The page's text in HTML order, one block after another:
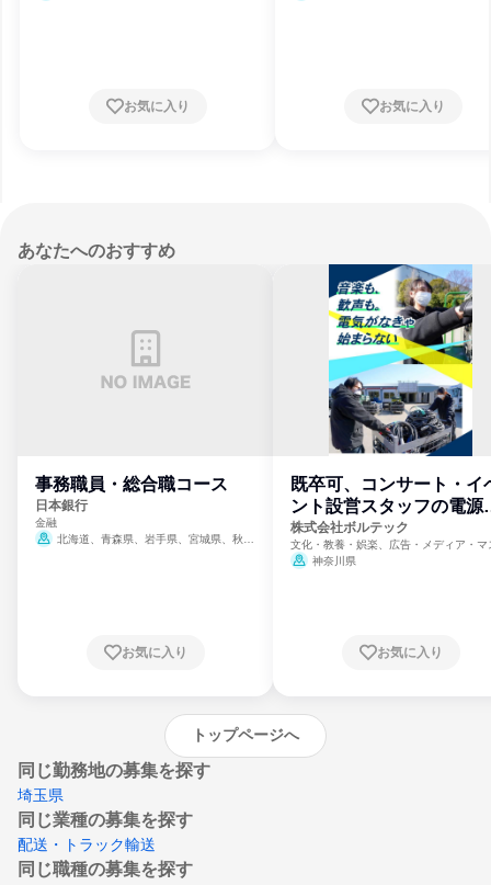
お気に入り お気に入り
あなたへのおすすめ
事務職員・総合職コース
日本銀行
金融
北海道、青森県、岩手県、宮城県、秋田
崎県、熊本県、大分県、宮崎県、鹿児島県、
お気に入り
既卒可、コンサート・イ
ント設営スタッフの電源
門
株式会社ボルテック
文化・教養・娯楽、広告・メディア・マ
ミ、電力・ガス・水道・エネルギー
神奈川県
お気に入り
トップページへ
同じ勤務地の募集を探す
埼玉県
同じ業種の募集を探す
配送・トラック輸送
同じ職種の募集を探す